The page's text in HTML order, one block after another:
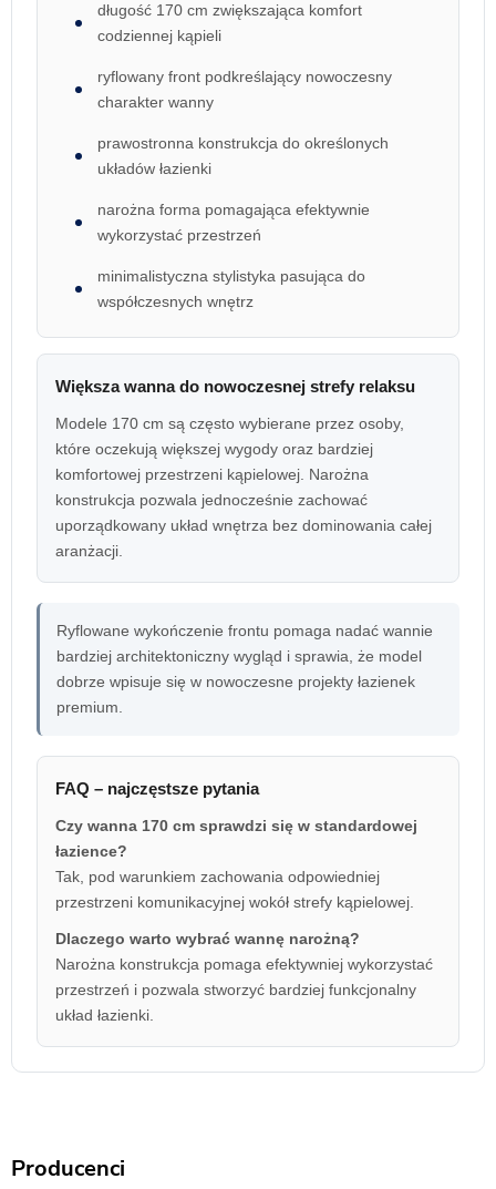
długość 170 cm zwiększająca komfort
codziennej kąpieli
ryflowany front podkreślający nowoczesny
charakter wanny
prawostronna konstrukcja do określonych
układów łazienki
narożna forma pomagająca efektywnie
wykorzystać przestrzeń
minimalistyczna stylistyka pasująca do
współczesnych wnętrz
Większa wanna do nowoczesnej strefy relaksu
Modele 170 cm są często wybierane przez osoby,
które oczekują większej wygody oraz bardziej
komfortowej przestrzeni kąpielowej. Narożna
konstrukcja pozwala jednocześnie zachować
uporządkowany układ wnętrza bez dominowania całej
aranżacji.
Ryflowane wykończenie frontu pomaga nadać wannie
bardziej architektoniczny wygląd i sprawia, że model
dobrze wpisuje się w nowoczesne projekty łazienek
premium.
FAQ – najczęstsze pytania
Czy wanna 170 cm sprawdzi się w standardowej
łazience?
Tak, pod warunkiem zachowania odpowiedniej
przestrzeni komunikacyjnej wokół strefy kąpielowej.
Dlaczego warto wybrać wannę narożną?
Narożna konstrukcja pomaga efektywniej wykorzystać
przestrzeń i pozwala stworzyć bardziej funkcjonalny
układ łazienki.
Producenci